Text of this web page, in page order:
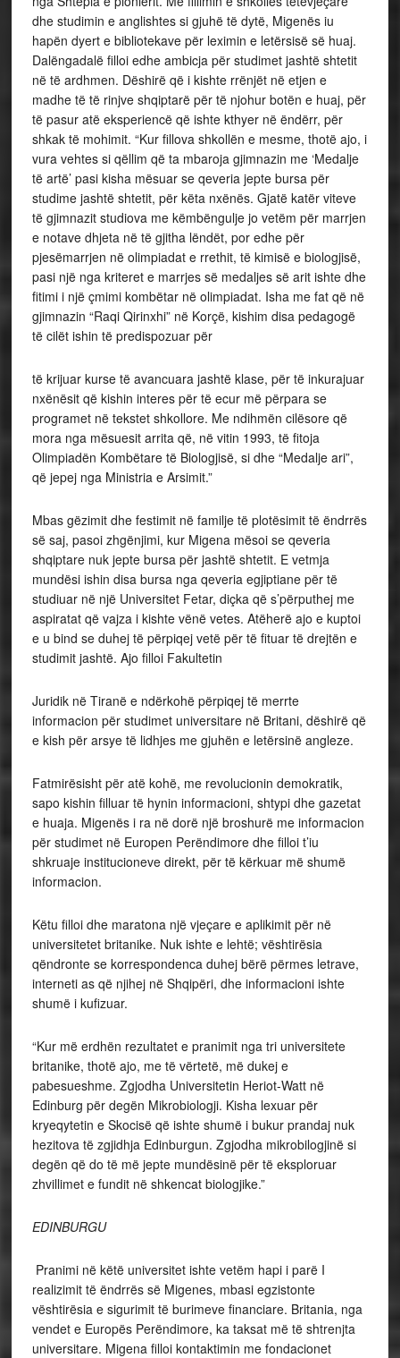
dhe studimin e anglishtes si gjuhë të dytë, Migenës iu
hapën dyert e bibliotekave për leximin e letërsisë së huaj.
Dalëngadalë filloi edhe ambicja për studimet jashtë shtetit
në të ardhmen. Dëshirë që i kishte rrënjët në etjen e
madhe të të rinjve shqiptarë për të njohur botën e huaj, për
të pasur atë eksperiencë që ishte kthyer në ëndërr, për
shkak të mohimit. “Kur fillova shkollën e mesme, thotë ajo, i
vura vehtes si qëllim që ta mbaroja gjimnazin me ‘Medalje
të artë’ pasi kisha mësuar se qeveria jepte bursa për
studime jashtë shtetit, për këta nxënës. Gjatë katër viteve
të gjimnazit studiova me këmbëngulje jo vetëm për marrjen
e notave dhjeta në të gjitha lëndët, por edhe për
pjesëmarrjen në olimpiadat e rrethit, të kimisë e biologjisë,
pasi një nga kriteret e marrjes së medaljes së arit ishte dhe
fitimi i një çmimi kombëtar në olimpiadat. Isha me fat që në
gjimnazin “Raqi Qirinxhi” në Korçë, kishim disa pedagogë
të cilët ishin të predispozuar për
të krijuar kurse të avancuara jashtë klase, për të inkurajuar
nxënësit që kishin interes për të ecur më përpara se
programet në tekstet shkollore. Me ndihmën cilësore që
mora nga mësuesit arrita që, në vitin 1993, të fitoja
Olimpiadën Kombëtare të Biologjisë, si dhe “Medalje ari”,
që jepej nga Ministria e Arsimit.”
Mbas gëzimit dhe festimit në familje të plotësimit të ëndrrës
së saj, pasoi zhgënjimi, kur Migena mësoi se qeveria
shqiptare nuk jepte bursa për jashtë shtetit. E vetmja
mundësi ishin disa bursa nga qeveria egjiptiane për të
studiuar në një Universitet Fetar, diçka që s’përputhej me
aspiratat që vajza i kishte vënë vetes. Atëherë ajo e kuptoi
e u bind se duhej të përpiqej vetë për të fituar të drejtën e
studimit jashtë. Ajo filloi Fakultetin
Juridik në Tiranë e ndërkohë përpiqej të merrte
informacion për studimet universitare në Britani, dëshirë që
e kish për arsye të lidhjes me gjuhën e letërsinë angleze.
Fatmirësisht për atë kohë, me revolucionin demokratik,
sapo kishin filluar të hynin informacioni, shtypi dhe gazetat
e huaja. Migenës i ra në dorë një broshurë me informacion
për studimet në Europen Perëndimore dhe filloi t’iu
shkruaje institucioneve direkt, për të kërkuar më shumë
informacion.
Këtu filloi dhe maratona një vjeçare e aplikimit për në
universitetet britanike. Nuk ishte e lehtë; vështirësia
qëndronte se korrespondenca duhej bërë përmes letrave,
interneti as që njihej në Shqipëri, dhe informacioni ishte
shumë i kufizuar.
“Kur më erdhën rezultatet e pranimit nga tri universitete
britanike, thotë ajo, me të vërtetë, më dukej e
pabesueshme. Zgjodha Universitetin Heriot-Watt në
Edinburg për degën Mikrobiologji. Kisha lexuar për
kryeqytetin e Skocisë që ishte shumë i bukur prandaj nuk
hezitova të zgjidhja Edinburgun. Zgjodha mikrobilogjinë si
degën që do të më jepte mundësinë për të eksploruar
zhvillimet e fundit në shkencat biologjike.”
EDINBURGU
Pranimi në këtë universitet ishte vetëm hapi i parë I
realizimit të ëndrrës së Migenes, mbasi egzistonte
vështirësia e sigurimit të burimeve financiare. Britania, nga
vendet e Europës Perëndimore, ka taksat më të shtrenjta
universitare. Migena filloi kontaktimin me fondacionet